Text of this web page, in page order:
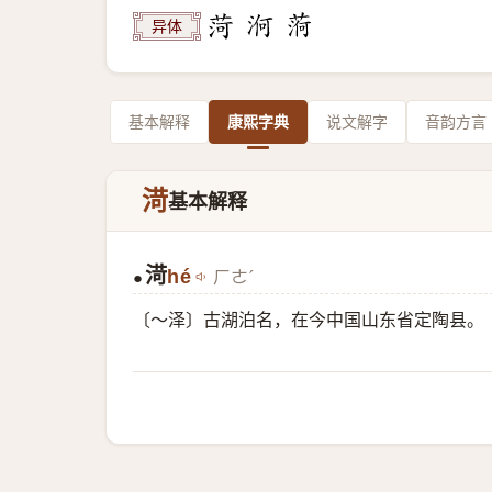
异体
基本解释 康熙字典 说文解字 音韵方言
渮基本解释
● 渮hé ㄏㄜˊ
〔～泽〕古湖泊名，在今中国山东省定陶县。